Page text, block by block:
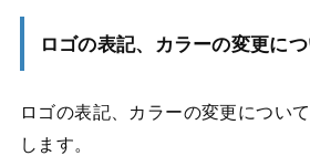
ロゴの表記、カラーの変更に
ロゴの表記、カラーの変更につい
します。